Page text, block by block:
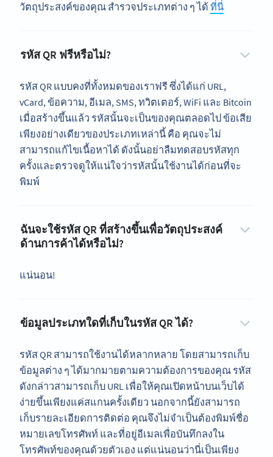
วัตถุประสงค์ของคุณ สำรวจประเภทต่าง ๆ ได้ ที่นี่
รหัส QR ฟรีหรือไม่?
รหัส QR แบบคงที่ทั้งหมดของเราฟรี ซึ่งได้แก่ URL,
vCard, ข้อความ, อีเมล, SMS, ทวิตเตอร์, WiFi และ Bitcoin
เมื่อสร้างขึ้นแล้ว รหัสนั้นจะเป็นของคุณตลอดไป ข้อเสีย
เพียงอย่างเดียวของประเภทเหล่านี้ คือ คุณจะไม่
สามารถแก้ไขเนื้อหาได้ ดังนั้นอย่าลืมทดสอบรหัสทุก
ครั้งและตรวจดูให้แน่ใจว่ารหัสนั้นใช้งานได้ก่อนที่จะ
พิมพ์
ฉันจะใช้รหัส QR ที่สร้างขึ้นเพื่อวัตถุประสงค์
ด้านการค้าได้หรือไม่?
แน่นอน!
ข้อมูลประเภทใดที่เก็บในรหัส QR ได้?
รหัส QR สามารถใช้งานได้หลากหลาย โดยสามารถเก็บ
ข้อมูลต่าง ๆ ได้มากมายตามความต้องการของคุณ รหัส
ดังกล่าวสามารถเก็บ URL เพื่อให้คุณเปิดหน้าบนเว็บได้
ง่ายขึ้นเพียงแค่สแกนครั้งเดียว นอกจากนี้ยังสามารถ
เก็บรายละเอียดการติดต่อ คุณจึงไม่จำเป็นต้องพิมพ์ชื่อ
หมายเลขโทรศัพท์ และที่อยู่อีเมลเพื่อบันทึกลงใน
โทรศัพท์ของคุณด้วยตัวเอง แต่แน่นอนว่านี่เป็นเพียง